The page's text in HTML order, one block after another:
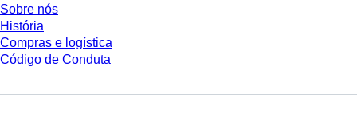
Sobre nós
História
Compras e logística
Código de Conduta